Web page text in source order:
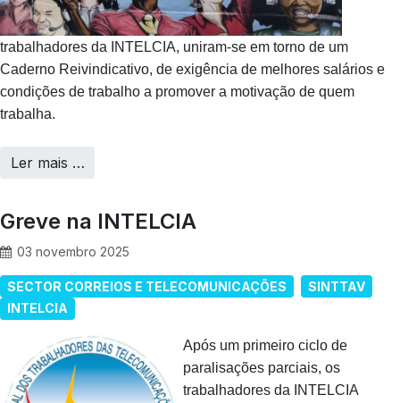
trabalhadores da INTELCIA, uniram-se em torno de um
Caderno Reivindicativo, de exigência de melhores salários e
condições de trabalho a promover a motivação de quem
trabalha.
Ler mais …
Greve na INTELCIA
03 novembro 2025
SECTOR CORREIOS E TELECOMUNICAÇÕES
SINTTAV
INTELCIA
Após um primeiro ciclo de
paralisações parciais, os
trabalhadores da INTELCIA